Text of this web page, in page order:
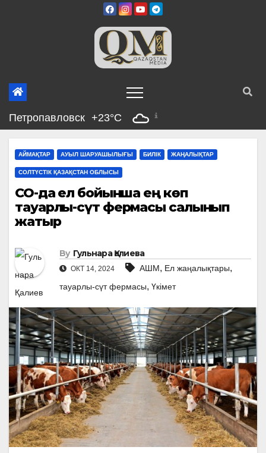
Петропавловск +23°C
АЙМАҚТАР АУЫЛ ШАРУАШЫЛЫҒЫ БИЛІК ЖАҢАЛЫҚТАР
СОЛТҮСТІК ҚАЗАҚСТАН ОБЛЫСЫ
СҚО-да ел бойынша ең көп
тауарлы-сүт фермасы салынып
жатыр
By Гульнара Қалиева
ОКТ 14, 2024 АШМ, Ел жаңалықтары,
тауарлы-сүт фермасы, Үкімет